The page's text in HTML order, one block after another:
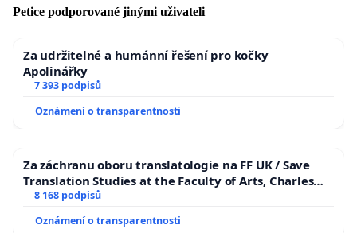
Petice podporované jinými uživateli
Za udržitelné a humánní řešení pro kočky
Apolinářky
7 393 podpisů
Oznámení o transparentnosti
Za záchranu oboru translatologie na FF UK / Save
Translation Studies at the Faculty of Arts, Charles
University
8 168 podpisů
Oznámení o transparentnosti